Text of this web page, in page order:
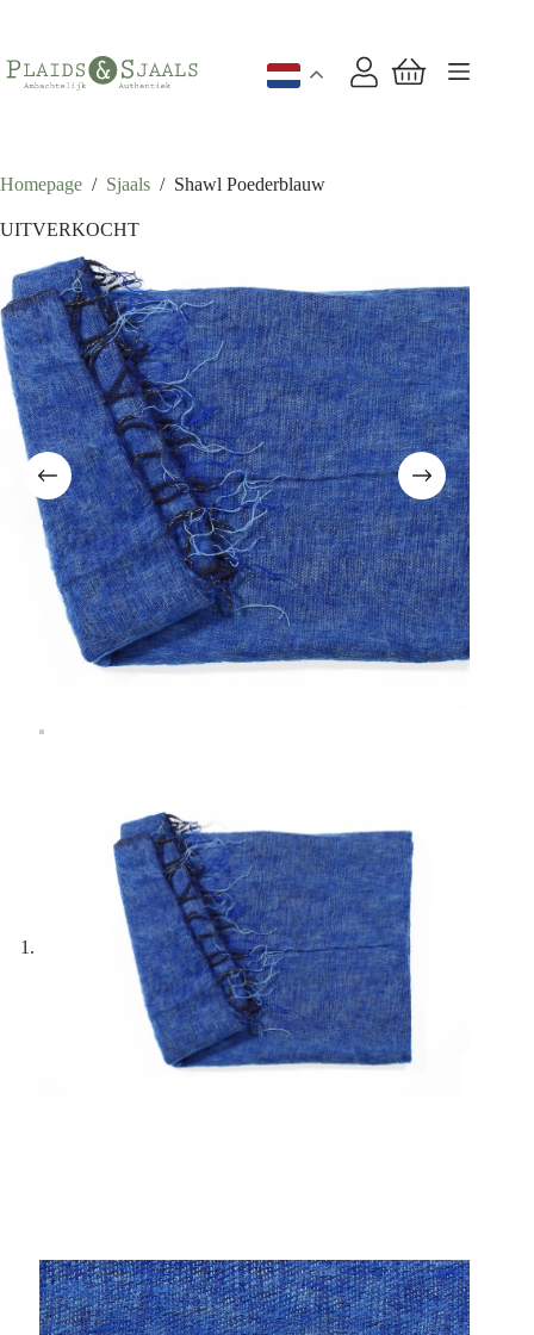
inhoud
Winkelwagen
Homepage / Sjaals / Shawl Poederblauw
UITVERKOCHT